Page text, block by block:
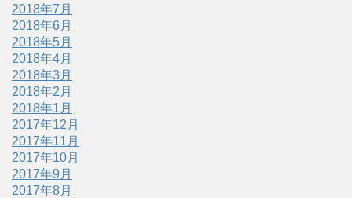
2018年7月
2018年6月
2018年5月
2018年4月
2018年3月
2018年2月
2018年1月
2017年12月
2017年11月
2017年10月
2017年9月
2017年8月